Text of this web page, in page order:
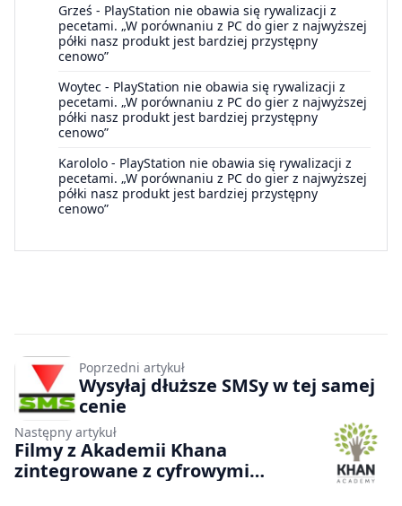
Grześ - PlayStation nie obawia się rywalizacji z
pecetami. „W porównaniu z PC do gier z najwyższej
półki nasz produkt jest bardziej przystępny
cenowo”
Woytec - PlayStation nie obawia się rywalizacji z
pecetami. „W porównaniu z PC do gier z najwyższej
półki nasz produkt jest bardziej przystępny
cenowo”
Karololo - PlayStation nie obawia się rywalizacji z
pecetami. „W porównaniu z PC do gier z najwyższej
półki nasz produkt jest bardziej przystępny
cenowo”
Poprzedni artykuł
Wysyłaj dłuższe SMSy w tej samej
cenie
Następny artykuł
Filmy z Akademii Khana
zintegrowane z cyfrowymi